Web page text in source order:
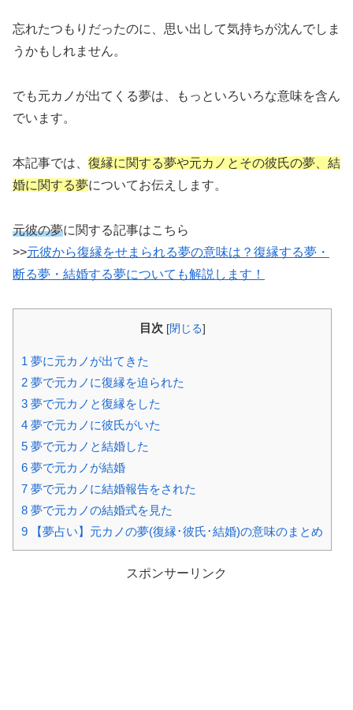
忘れたつもりだったのに、思い出して気持ちが沈んでしま
うかもしれません。
でも元カノが出てくる夢は、もっといろいろな意味を含ん
でいます。
本記事では、 復縁に関する夢や元カノとその彼氏の夢、結
婚に関する夢についてお伝えします。
元彼の夢に関する記事はこちら
>>元彼から復縁をせまられる夢の意味は？復縁する夢・
断る夢・結婚する夢についても解説します！
目次 [閉じる]
1 夢に元カノが出てきた
2 夢で元カノに復縁を迫られた
3 夢で元カノと復縁をした
4 夢で元カノに彼氏がいた
5 夢で元カノと結婚した
6 夢で元カノが結婚
7 夢で元カノに結婚報告をされた
8 夢で元カノの結婚式を見た
9 【夢占い】元カノの夢(復縁･彼氏･結婚)の意味のまとめ
スポンサーリンク